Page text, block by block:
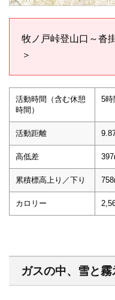
牧ノ戸峠登山口～沓
＞
活動時間（含む休憩
時間）
5時
活動距離
高低差
累積標高上り／下り
カロリー
ガスの中、雪と霧